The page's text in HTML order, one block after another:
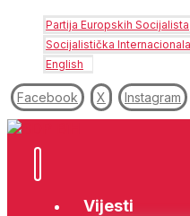
Partija Europskih Socijalista
Socijalistička Internacionala
English
Facebook X Instagram
Vijesti